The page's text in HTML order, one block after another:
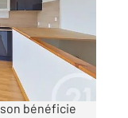
dans un
bénéficie